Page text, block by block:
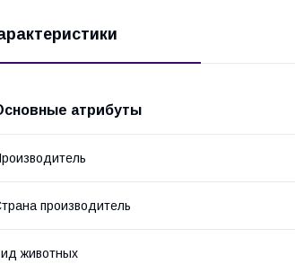
атрибуты
производитель
животных